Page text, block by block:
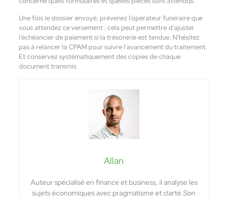
Une fois le dossier envoyé, prévenez l’opérateur funéraire que
vous attendez ce versement : cela peut permettre d’ajuster
l’échéancier de paiement si la trésorerie est tendue. N’hésitez
pas à relancer la CPAM pour suivre l’avancement du traitement.
Et conservez systématiquement des copies de chaque
document transmis.
Allan
Auteur spécialisé en finance et business, il analyse les
sujets économiques avec pragmatisme et clarté.Son